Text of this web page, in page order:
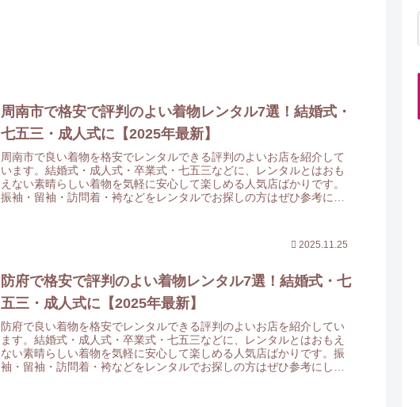
周南市で格安で評判のよい着物レンタル7選！結婚式・
七五三・成人式に【2025年最新】
周南市で良い着物を格安でレンタルできる評判のよいお店を紹介して
います。結婚式・成人式・卒業式・七五三などに、レンタルとはおも
えない素晴らしい着物を気軽に安心して楽しめる人気店ばかりです。
振袖・留袖・訪問着・袴などをレンタルでお探しの方はぜひ参考にし
2025.11.25
防府で格安で評判のよい着物レンタル7選！結婚式・七
五三・成人式に【2025年最新】
防府で良い着物を格安でレンタルできる評判のよいお店を紹介してい
ます。結婚式・成人式・卒業式・七五三などに、レンタルとはおもえ
ない素晴らしい着物を気軽に安心して楽しめる人気店ばかりです。振
袖・留袖・訪問着・袴などをレンタルでお探しの方はぜひ参考にして